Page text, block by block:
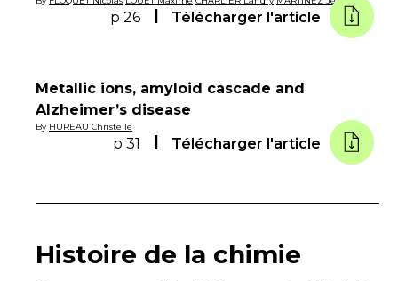
p 26 Télécharger l'article
Metallic ions, amyloid cascade and
Alzheimer’s disease
By HUREAU Christelle
p 31 Télécharger l'article
Histoire de la chimie